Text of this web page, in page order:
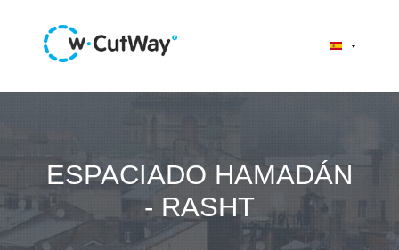
ESPACIADO HAMADÁN
- RASHT